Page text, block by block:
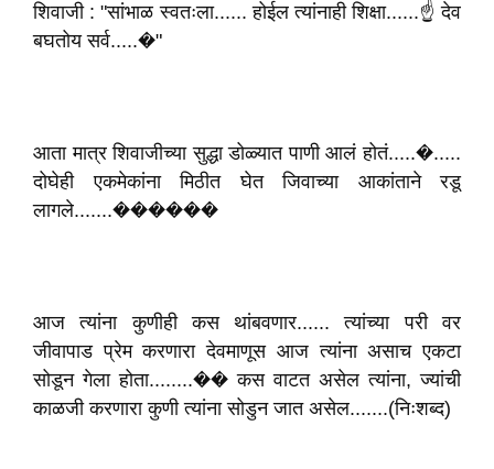
शिवाजी : "सांभाळ स्वतःला...... होईल त्यांनाही शिक्षा......☝️ देव
बघतोय सर्व.....�"
आता मात्र शिवाजीच्या सुद्धा डोळ्यात पाणी आलं होतं.....�.....
दोघेही एकमेकांना मिठीत घेत जिवाच्या आकांताने रडू
लागले.......������
आज त्यांना कुणीही कस थांबवणार...... त्यांच्या परी वर
जीवापाड प्रेम करणारा देवमाणूस आज त्यांना असाच एकटा
सोडून गेला होता........�� कस वाटत असेल त्यांना, ज्यांची
काळजी करणारा कुणी त्यांना सोडुन जात असेल.......(निःशब्द)